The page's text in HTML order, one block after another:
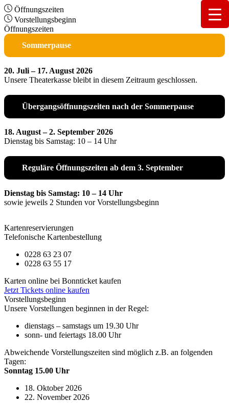
Öffnungszeiten
Vorstellungsbeginn
Öffnungszeiten
Sommerpause
20. Juli – 17. August 2026
Unsere Theaterkasse bleibt in diesem Zeitraum geschlossen.
Übergangsöffnungszeiten nach der Sommerpause
18. August – 2. September 2026
Dienstag bis Samstag: 10 – 14 Uhr
Reguläre Öffnungszeiten ab dem 3. September
Dienstag bis Samstag: 10 – 14 Uhr
sowie jeweils 2 Stunden vor Vorstellungsbeginn
Kartenreservierungen
Telefonische Kartenbestellung
0228 63 23 07
0228 63 55 17
Karten online bei Bonnticket kaufen
Jetzt Tickets online kaufen
Vorstellungsbeginn
Unsere Vorstellungen beginnen in der Regel:
dienstags – samstags um 19.30 Uhr
sonn- und feiertags 18.00 Uhr
Abweichende Vorstellungszeiten sind möglich z.B. an folgenden
Tagen:
Sonntag 15.00 Uhr
18. Oktober 2026
22. November 2026